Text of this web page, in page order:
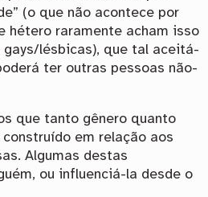
(o que não acontece por
hétero raramente acham isso
gays/lésbicas), que tal aceitá-
ter outras pessoas não-
que tanto gênero quanto
em relação aos
Algumas destas
ou influenciá-la desde o